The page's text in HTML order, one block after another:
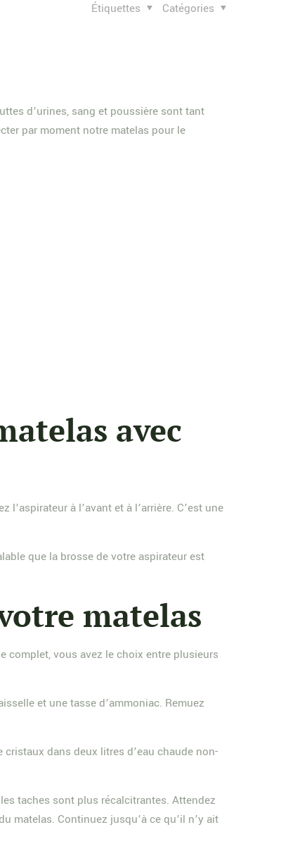
Catégories
Étiquettes
d’urines, sang et poussière sont tant
par moment notre matelas pour le
avec
à l’avant et à l’arrière. C’est une
que la brosse de votre aspirateur est
matelas
complet, vous avez le choix entre plusieurs
et une tasse d’ammoniac. Remuez
dans deux litres d’eau chaude non-
taches sont plus récalcitrantes. Attendez
matelas. Continuez jusqu’à ce qu’il n’y ait